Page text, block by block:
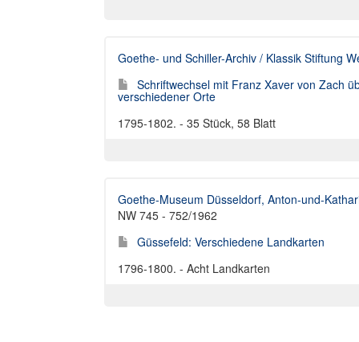
Goethe- und Schiller-Archiv / Klassik Stiftung
Schriftwechsel mit Franz Xaver von Zach
verschiedener Orte
1795-1802. - 35 Stück, 58 Blatt
Goethe-Museum Düsseldorf, Anton-und-
NW 745 - 752/1962
Güssefeld: Verschiedene Landkarten
1796-1800. - Acht Landkarten